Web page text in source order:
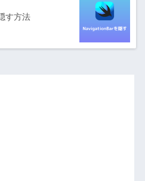
す方法